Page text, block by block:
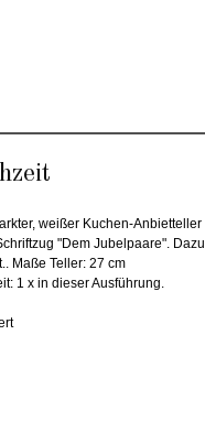
weißer Kuchen-Anbietteller
"Dem Jubelpaare". Dazu
Maße Teller: 27 cm
1 x in dieser Ausführung.